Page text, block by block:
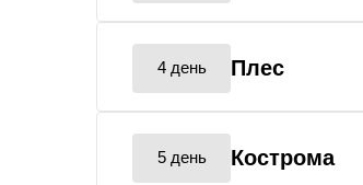
4 день Плес
5 день Кострома